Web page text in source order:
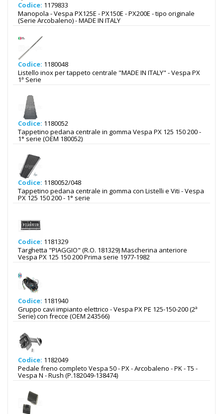
Codice: 1179833
Manopola - Vespa PX125E - PX150E - PX200E - tipo originale
(Serie Arcobaleno) - MADE IN ITALY
Codice: 1180048
Listello inox per tappeto centrale "MADE IN ITALY" - Vespa PX
1ª Serie
Codice: 1180052
Tappetino pedana centrale in gomma Vespa PX 125 150 200 -
1° serie (OEM 180052)
Codice: 1180052/048
Tappetino pedana centrale in gomma con Listelli e Viti - Vespa
PX 125 150 200 - 1° serie
Codice: 1181329
Targhetta "PIAGGIO" (R.O. 181329) Mascherina anteriore
Vespa PX 125 150 200 Prima serie 1977-1982
Codice: 1181940
Gruppo cavi impianto elettrico - Vespa PX PE 125-150-200 (2ª
Serie) con frecce (OEM 243566)
Codice: 1182049
Pedale freno completo Vespa 50 - PX - Arcobaleno - PK - T5 -
Vespa N - Rush (P.182049-138474)